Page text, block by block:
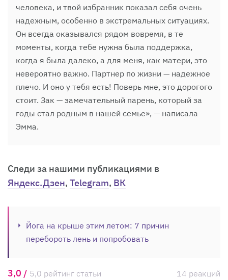
человека, и твой избранник показал себя очень
надежным, особенно в экстремальных ситуациях.
Он всегда оказывался рядом вовремя, в те
моменты, когда тебе нужна была поддержка,
когда я была далеко, а для меня, как матери, это
невероятно важно. Партнер по жизни — надежное
плечо. И оно у тебя есть! Поверь мне, это дорогого
стоит. Зак — замечательный парень, который за
годы стал родным в нашей семье», — написала
Эмма.
Cледи за нашими публикациями в
Яндекс.Дзен, Telegram, ВК
Йога на крыше этим летом: 7 причин
перебороть лень и попробовать
3,0 / 5,0 рейтинг статьи
14 реакций